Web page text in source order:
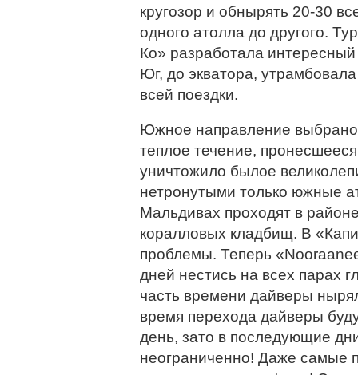
кругозор и обнырять 20-30
одного атолла до другого.
Ко» разработала
Юг, до экватора,
всей поездки.
Южное направление выбрано
теплое течение,
уничтожило былое
нетронутыми только южные
Мальдивах проходят в
коралловых кладбищ. В
проблемы. Теперь
дней нестись на всех парах
часть времени дайверы
время перехода дайверы
день, зато в последующие
неограниченно! Даже самые